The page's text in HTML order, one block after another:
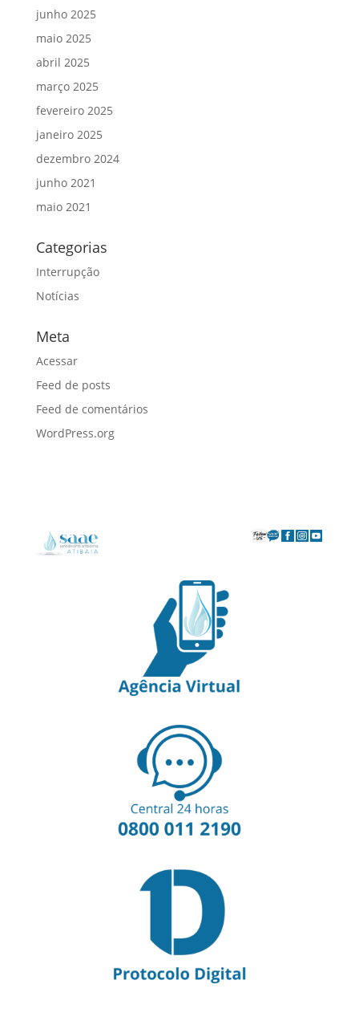
junho 2025
maio 2025
abril 2025
março 2025
fevereiro 2025
janeiro 2025
dezembro 2024
junho 2021
maio 2021
Categorias
Interrupção
Notícias
Meta
Acessar
Feed de posts
Feed de comentários
WordPress.org